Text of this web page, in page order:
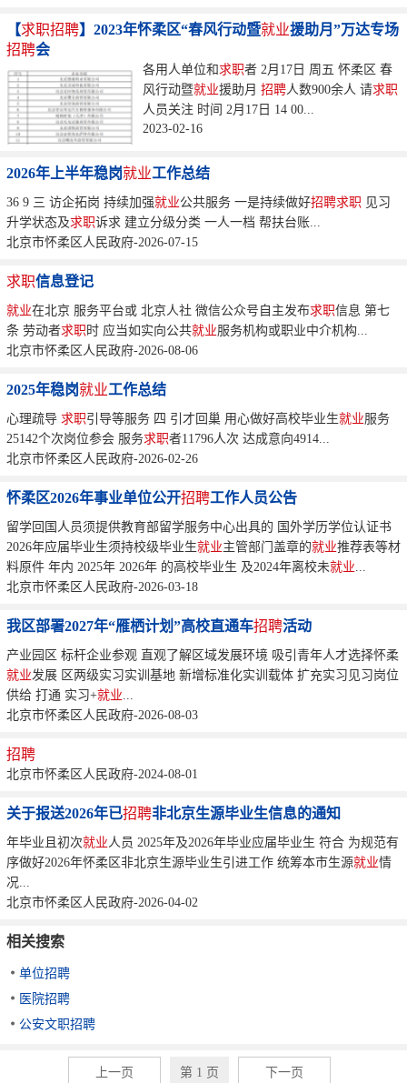
【求职招聘】2023年怀柔区“春风行动暨就业援助月”万达专场
招聘会
各用人单位和求职者 2月17日 周五 怀柔区 春
风行动暨就业援助月 招聘人数900余人 请求职
人员关注 时间 2月17日 14 00...
2023-02-16
2026年上半年稳岗就业工作总结
36 9 三 访企拓岗 持续加强就业公共服务 一是持续做好招聘求职 见习
升学状态及求职诉求 建立分级分类 一人一档 帮扶台账...
北京市怀柔区人民政府-2026-07-15
求职信息登记
就业在北京 服务平台或 北京人社 微信公众号自主发布求职信息 第七
条 劳动者求职 时 应当如实向公共就业服务机构或职业中介机构...
北京市怀柔区人民政府-2026-08-06
2025年稳岗就业工作总结
心理疏导 求职引导等服务 四 引才回巢 用心做好高校毕业生就业服务
25142个次岗位参会 服务求职者11796人次 达成意向4914...
北京市怀柔区人民政府-2026-02-26
怀柔区2026年事业单位公开招聘工作人员公告
留学回国人员须提供教育部留学服务中心出具的 国外学历学位认证书
2026年应届毕业生须持校级毕业生就业主管部门盖章的就业推荐表等材
料原件 年内 2025年 2026年 的高校毕业生 及2024年离校未就业
北京市怀柔区人民政府-2026-03-18
我区部署2027年“雁栖计划”高校直通车招聘活动
产业园区 标杆企业参观 直观了解区域发展环境 吸引青年人才选择怀柔
就业发展 区两级实习实训基地 新增标准化实训载体 扩充实习见习岗位
供给 打通 实习+就业
北京市怀柔区人民政府-2026-08-03
招聘
北京市怀柔区人民政府-2024-08-01
关于报送2026年已招聘非北京生源毕业生信息的通知
年毕业且初次就业 人员 2025年及2026年毕业应届毕业生 符合 为规范有
序做好2026年怀柔区非北京生源毕业生引进工作 统筹本市生源就业情
况...
北京市怀柔区人民政府-2026-04-02
相关搜索
单位招聘
医院招聘
公安文职招聘
上一页 第 1 页 下一页